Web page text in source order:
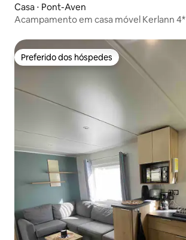
Casa ⋅ Pont-Aven
Acampamento em casa móvel Kerlann 4*
Preferido dos hóspedes
Preferido dos hóspedes